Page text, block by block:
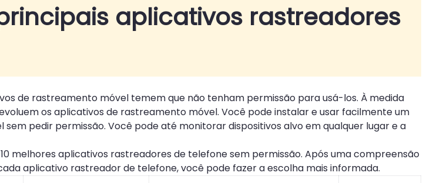
aplicativos rastreadores
de rastreamento móvel temem que não tenham permissão para usá-los. À medida
os aplicativos de rastreamento móvel. Você pode instalar e usar facilmente um
pedir permissão. Você pode até monitorar dispositivos alvo em qualquer lugar e a
melhores aplicativos rastreadores de telefone sem permissão. Após uma compreensão
aplicativo rastreador de telefone, você pode fazer a escolha mais informada.